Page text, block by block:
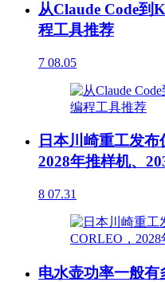
从Claude Code到
程工具推荐
7 08.05
日本川崎重工发
2028年推样机、
8 07.31
电水壶功率一般有